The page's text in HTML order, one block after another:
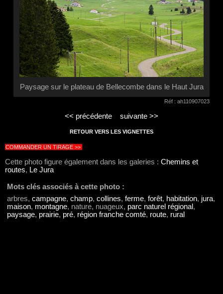
Paysage sur le plateau de Bellecombe dans le Haut Jura
Réf : ah110907023
<< précédente suivante >>
RETOUR VERS LES VIGNETTES
COMMANDER UN TIRAGE >>
Cette photo figure également dans les galeries : Chemins et
routes, Le Jura
Mots clés associés à cette photo :
arbres, campagne, champ, collines, ferme, forêt, habitation, jura,
maison, montagne, nature, nuageux, parc naturel régional,
paysage, prairie, pré, région franche comté, route, rural